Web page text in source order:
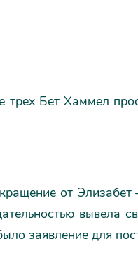
трех Бет Хаммел
от
вывела
заявление для